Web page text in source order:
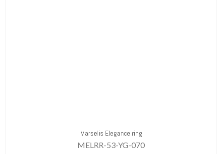
Marselis Elegance ring
MELRR-53-YG-070